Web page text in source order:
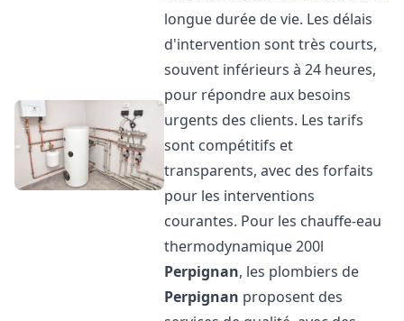
longue durée de vie. Les délais
d'intervention sont très courts,
souvent inférieurs à 24 heures,
pour répondre aux besoins
urgents des clients. Les tarifs
sont compétitifs et
transparents, avec des forfaits
pour les interventions
courantes. Pour les chauffe-eau
thermodynamique 200l
Perpignan, les plombiers de
Perpignan proposent des